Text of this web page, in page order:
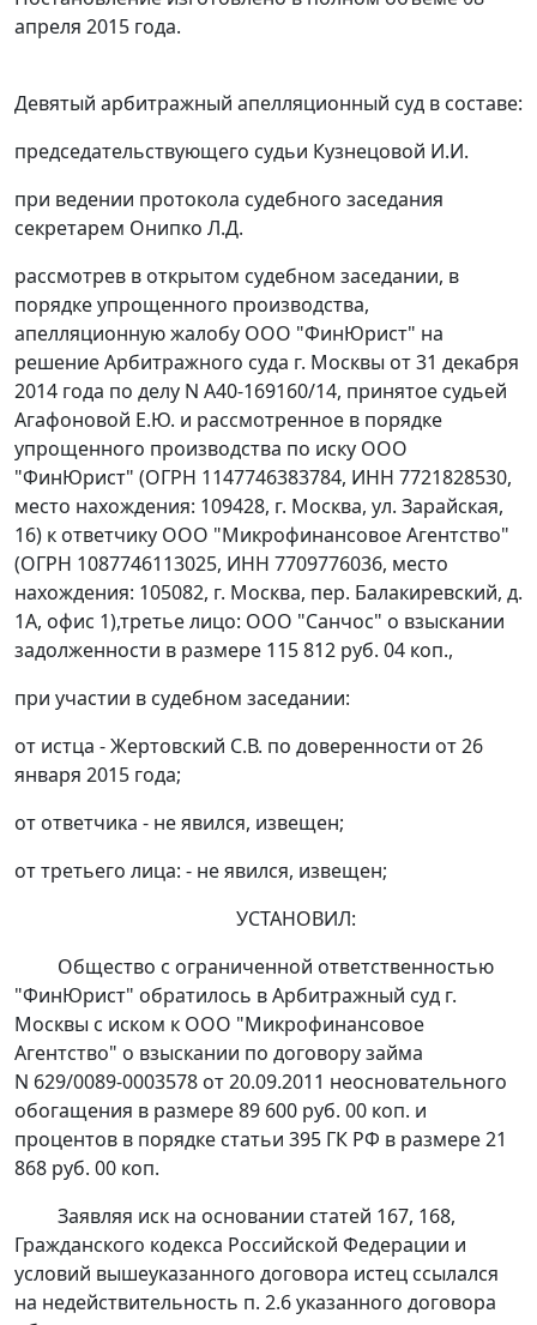
апреля 2015 года.
Девятый арбитражный апелляционный суд в составе:
председательствующего судьи Кузнецовой И.И.
при ведении протокола судебного заседания
секретарем Онипко Л.Д.
рассмотрев в открытом судебном заседании, в
порядке упрощенного производства,
апелляционную жалобу ООО "ФинЮрист" на
решениеАрбитражного суда г. Москвы от 31 декабря
2014 года по делу N А40-169160/14, принятое судьей
Агафоновой Е.Ю. и рассмотренное в порядке
упрощенного производства по иску ООО
"ФинЮрист" (ОГРН 1147746383784, ИНН 7721828530,
место нахождения: 109428, г. Москва, ул. Зарайская,
16) к ответчику ООО "Микрофинансовое Агентство"
(ОГРН 1087746113025, ИНН 7709776036, место
нахождения: 105082, г. Москва, пер. Балакиревский, д.
1А, офис 1),третье лицо: ООО "Санчос" о взыскании
задолженности в размере 115 812 руб. 04 коп.,
при участии в судебном заседании:
от истца - Жертовский С.В. по доверенности от 26
января 2015 года;
от ответчика - не явился, извещен;
от третьего лица: - не явился, извещен;
УСТАНОВИЛ:
Общество с ограниченной ответственностью
"ФинЮрист" обратилось в Арбитражный суд г.
Москвы с иском к ООО "Микрофинансовое
Агентство" о взыскании по договору займа
N 629/0089-0003578 от 20.09.2011 неосновательного
обогащения в размере 89 600 руб. 00 коп. и
процентов в порядке статьи 395 ГК РФ в размере 21
868 руб. 00 коп.
Заявляя иск на основании статей 167, 168,
Гражданского кодекса Российской Федерации и
условий вышеуказанного договора истец ссылался
на недействительность п. 2.6 указанного договора